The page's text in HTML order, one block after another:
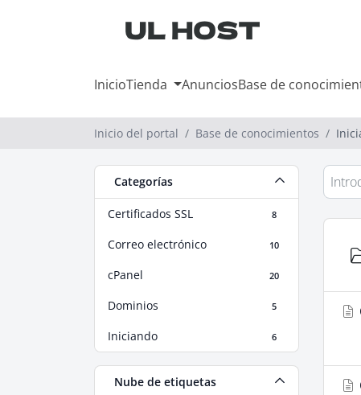
InicioTienda AnunciosBase de
Inicio del portal Base de conocimientos
Categorías
Certificados SSL 8
Correo electrónico 10
cPanel 20
Dominios 5
Iniciando 6
Nube de etiquetas